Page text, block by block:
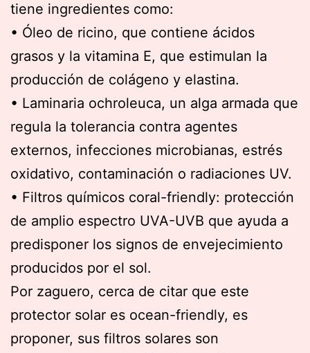
tiene ingredientes como:
• Óleo de ricino, que contiene ácidos
grasos y la vitamina E, que estimulan la
producción de colágeno y elastina.
• Laminaria ochroleuca, un alga armada que
regula la tolerancia contra agentes
externos, infecciones microbianas, estrés
oxidativo, contaminación o radiaciones UV.
• Filtros químicos coral-friendly: protección
de amplio espectro UVA-UVB que ayuda a
predisponer los signos de envejecimiento
producidos por el sol.
Por zaguero, cerca de citar que este
protector solar es ocean-friendly, es
proponer, sus filtros solares son